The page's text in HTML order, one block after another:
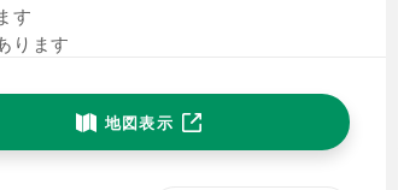
す
ります
地図表示